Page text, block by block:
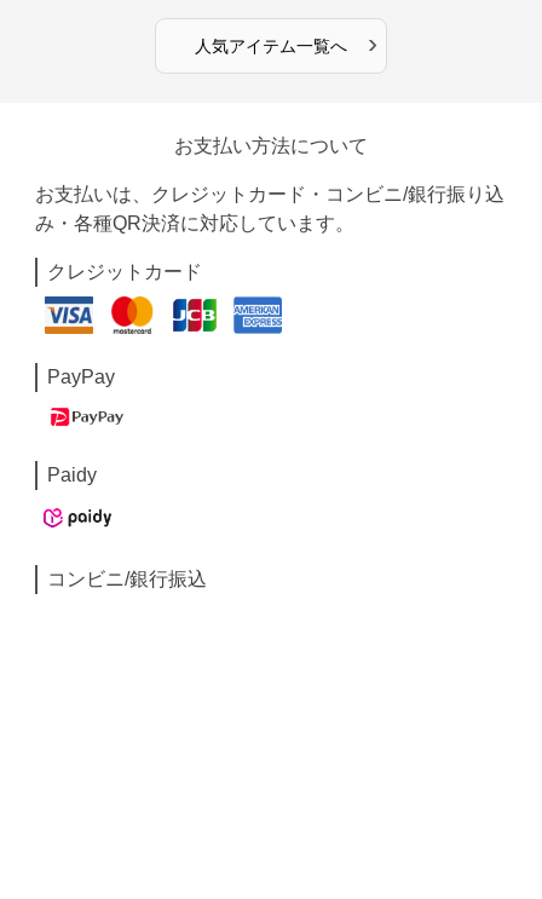
人気アイテム一覧へ ›
お支払い方法について
お支払いは、クレジットカード・コンビニ/銀行振り込
み・各種QR決済に対応しています。
クレジットカード
PayPay
Paidy
コンビニ/銀行振込